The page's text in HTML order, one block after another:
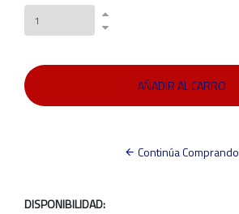
Continúa Comprando
DISPONIBILIDAD: